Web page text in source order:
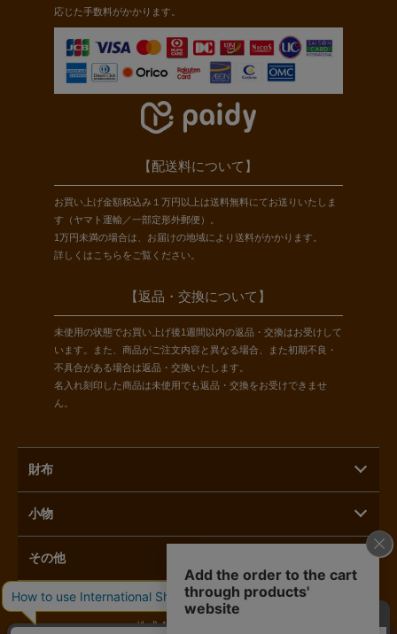
応じた手数料がかかります。
【配送料について】
お買い上げ金額税込み１万円以上は送料無料にてお送りいたしま
す（ヤマト運輸／一部定形外郵便）。
1万円未満の場合は、お届けの地域により送料がかかります。
詳しくは こちらをご覧ください。
【返品・交換について】
未使用の状態でお買い上げ後1週間以内の返品・交換はお受けして
います。また、商品がご注文内容と異なる場合、また初期不良・
不具合がある場合は返品・交換いたします。
名入れ刻印した商品は未使用でも返品・交換をお受けできませ
ん。
財布
小物
その他
株式会社ラモーダヨシダ